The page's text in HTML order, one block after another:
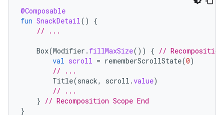
@Composable
fun SnackDetail()
{
// ...
Box(Modifier . fillMaxSize()) { //
val scroll = rememberScrollState(0)
// ...
Title(snack, scroll .value)
// ...
} // Recomposition Scope End
}